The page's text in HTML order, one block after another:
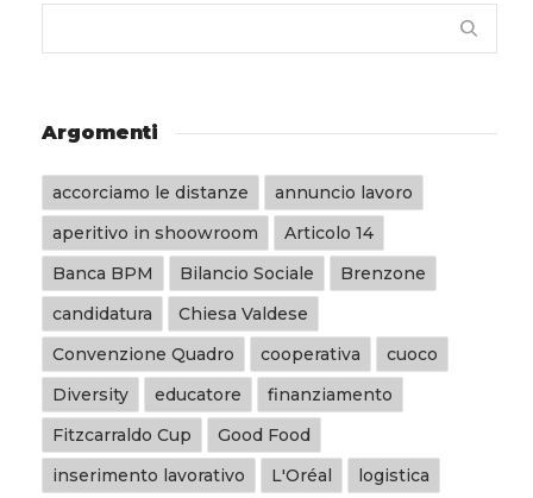
Argomenti
accorciamo le distanze
annuncio lavoro
aperitivo in shoowroom
Articolo 14
Banca BPM
Bilancio Sociale
Brenzone
candidatura
Chiesa Valdese
Convenzione Quadro
cooperativa
cuoco
Diversity
educatore
finanziamento
Fitzcarraldo Cup
Good Food
inserimento lavorativo
L'Oréal logistica